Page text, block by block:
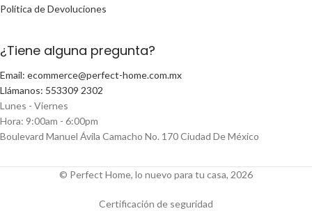
Política de Devoluciones
¿Tiene alguna pregunta?
Email: ecommerce@perfect-home.com.mx
Llámanos: 553309 2302
Lunes - Viernes
Hora: 9:00am - 6:00pm
Boulevard Manuel Ávila Camacho No. 170 Ciudad De México
© Perfect Home, lo nuevo para tu casa, 2026
Certificación de seguridad